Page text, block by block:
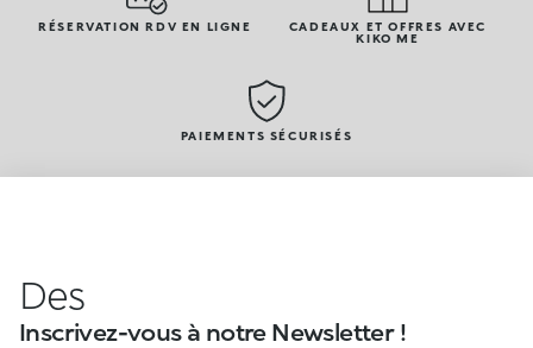
RÉSERVATION RDV EN LIGNE
CADEAUX ET OFFRES AVEC
KIKO ME
PAIEMENTS SÉCURISÉS
Des
Inscrivez-vous à notre Newsletter !